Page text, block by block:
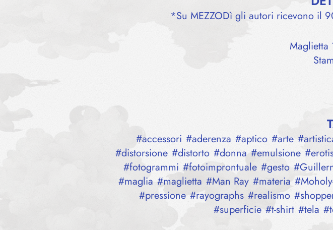
*Su MEZZODì gli autori ricevono il
Maglietta
#accessori #aderenza #aptico #arte #
#distorsione #distorto #donna #emulsione #
#fotogrammi #fotoimprontuale #gesto #
#maglia #maglietta #Man Ray #materia #
#pressione #rayographs #realismo #
#superficie #t-shirt #tela #